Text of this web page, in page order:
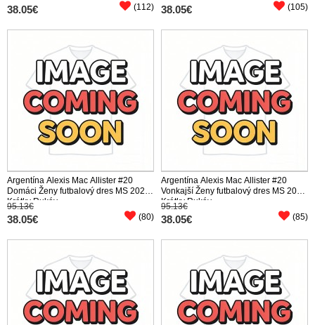
38.05€ (112) 38.05€ (105)
Argentína Alexis Mac Allister #20
Domáci Ženy futbalový dres MS 2026
Krátky Rukáv
95.13€
38.05€ (80)
Argentína Alexis Mac Allister #20
Vonkajší Ženy futbalový dres MS 2026
Krátky Rukáv
95.13€
38.05€ (85)